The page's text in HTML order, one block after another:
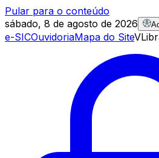
Pular para o conteúdo
sábado, 8 de agosto de 2026
e-SICOuvidoriaMapa do Site